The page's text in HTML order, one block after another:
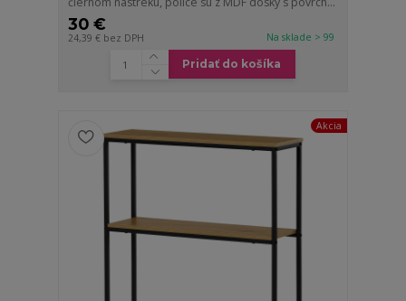
30 €
24,39 € bez DPH Na sklade > 99
Pridať do košíka
Akcia